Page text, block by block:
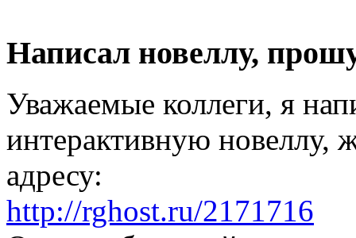
Написал новеллу,
Уважаемые коллеги, я
интерактивную новеллу,
адресу:
http://rghost.ru/2171716